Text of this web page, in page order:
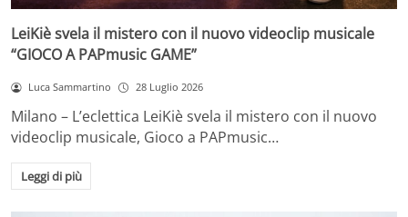
LeiKiè svela il mistero con il nuovo videoclip musicale
“GIOCO A PAPmusic GAME”
Luca Sammartino 28 Luglio 2026
Milano – L’eclettica LeiKiè svela il mistero con il nuovo
videoclip musicale, Gioco a PAPmusic…
Leggi di più